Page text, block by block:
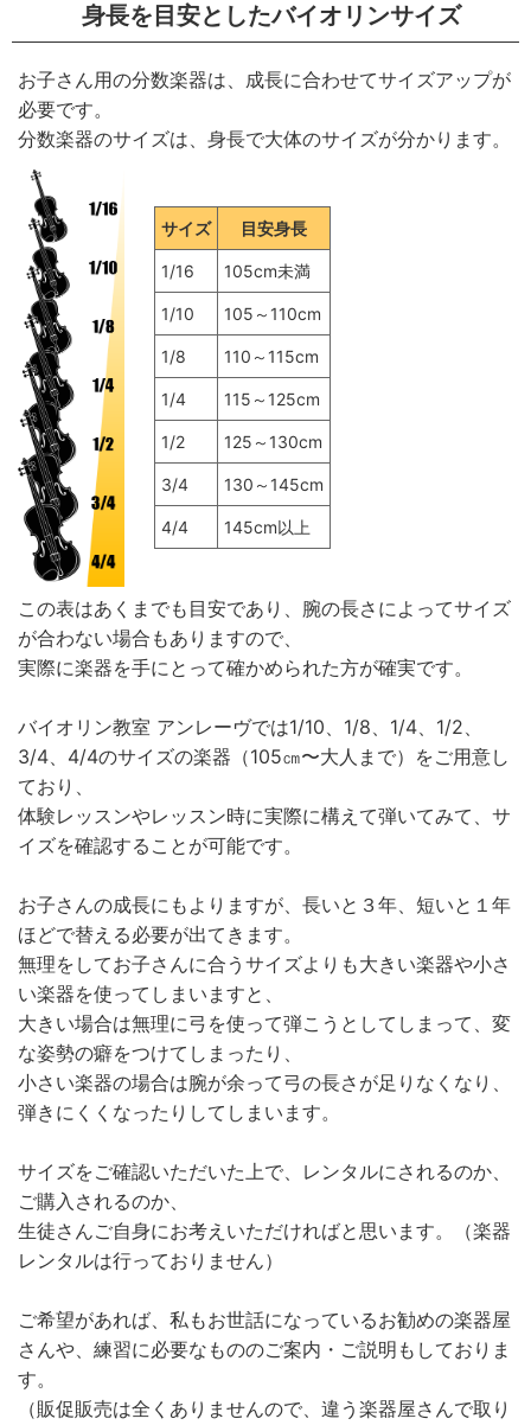
身長を目安としたバイオリンサイズ
お子さん用の分数楽器は、成長に合わせてサイズアップが
必要です。
分数楽器のサイズは、身長で大体のサイズが分かります。
サイズ 目安身長
1/16 105cm未満
1/10 105～110cm
1/8 110～115cm
1/4 115～125cm
1/2 125～130cm
3/4 130～145cm
4/4 145cm以上
この表はあくまでも目安であり、腕の長さによってサイズ
が合わない場合もありますので、
実際に楽器を手にとって確かめられた方が確実です。
バイオリン教室 アンレーヴでは1/10、1/8、1/4、1/2、
3/4、4/4のサイズの楽器（105㎝〜大人まで）をご用意し
ており、
体験レッスンやレッスン時に実際に構えて弾いてみて、サ
イズを確認することが可能です。
お子さんの成長にもよりますが、長いと３年、短いと１年
ほどで替える必要が出てきます。
無理をしてお子さんに合うサイズよりも大きい楽器や小さ
い楽器を使ってしまいますと、
大きい場合は無理に弓を使って弾こうとしてしまって、変
な姿勢の癖をつけてしまったり、
小さい楽器の場合は腕が余って弓の長さが足りなくなり、
弾きにくくなったりしてしまいます。
サイズをご確認いただいた上で、レンタルにされるのか、
ご購入されるのか、
生徒さんご自身にお考えいただければと思います。（楽器
レンタルは行っておりません）
ご希望があれば、私もお世話になっているお勧めの楽器屋
さんや、練習に必要なもののご案内・ご説明もしておりま
す。
（販促販売は全くありませんので、違う楽器屋さんで取り